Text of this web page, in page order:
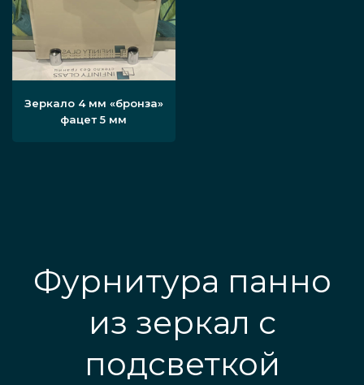
Зеркало 4 мм «бронза»
фацет 5 мм
Фурнитура панно
из зеркал с
подсветкой